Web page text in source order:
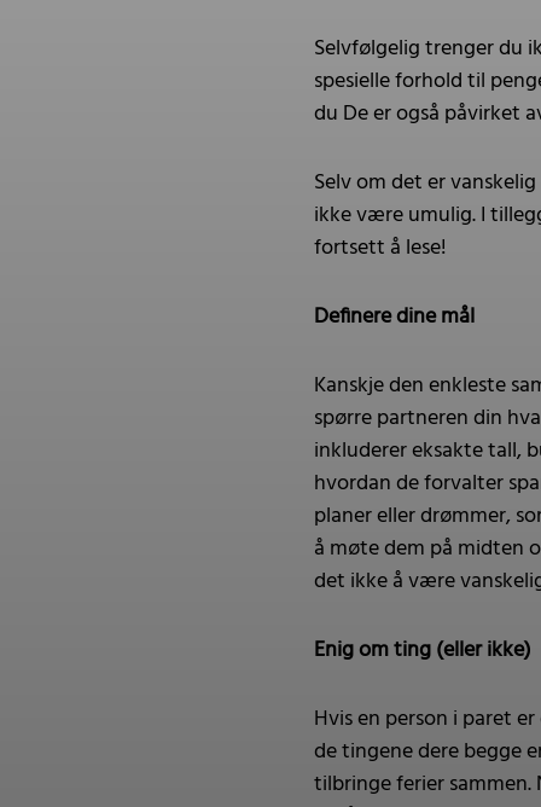
Selvfølgelig trenger du
spesielle forhold til
du De er også påvirket
Selv om det er
ikke være umulig. I
fortsett å lese!
Definere dine mål
Kanskje den enkleste
spørre partneren din
inkluderer eksakte tall,
hvordan de forvalter
planer eller drømmer,
å møte dem på midten
det ikke å være
Enig om ting (eller ikke)
Hvis en person i paret
de tingene dere begge
tilbringe ferier